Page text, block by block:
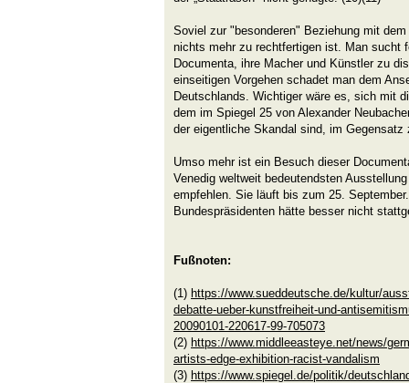
Soviel zur "besonderen" Beziehung mit
nichts mehr zu rechtfertigen ist. Man sucht
Documenta, ihre Macher und Künstler zu
einseitigen Vorgehen schadet man dem
Deutschlands. Wichtiger wäre es, sich mit
dem im Spiegel 25 von Alexander
der eigentliche Skandal sind, im Gegensatz
Umso mehr ist ein Besuch dieser
Venedig weltweit bedeutendsten
empfehlen. Sie läuft bis zum 25.
Bundespräsidenten hätte besser nicht
Fußnoten:
(1) https://www.sueddeutsche.de/kultur/
debatte-ueber-kunstfreiheit-und-
20090101-220617-99-705073
(2) https://www.middleeasteye.net/news/
artists-edge-exhibition-racist-vandalism
(3) https://www.spiegel.de/politik/